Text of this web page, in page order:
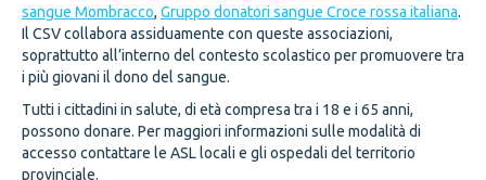
sangue Mombracco, Gruppo donatori sangue Croce rossa italiana.
Il CSV collabora assiduamente con queste associazioni,
soprattutto all’interno del contesto scolastico per promuovere tra
i più giovani il dono del sangue.
Tutti i cittadini in salute, di età compresa tra i 18 e i 65 anni,
possono donare. Per maggiori informazioni sulle modalità di
accesso contattare le ASL locali e gli ospedali del territorio
provinciale.